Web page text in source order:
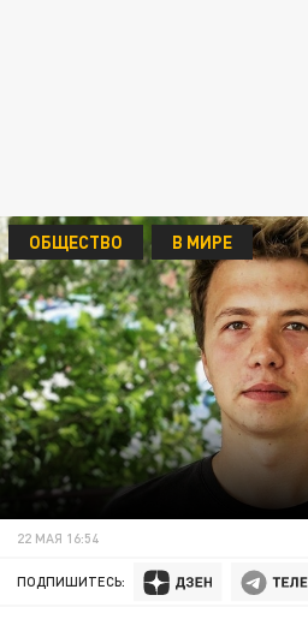
ОБЩЕСТВО В МИРЕ
22 МАЯ 16:54
ПОДПИШИТЕСЬ: